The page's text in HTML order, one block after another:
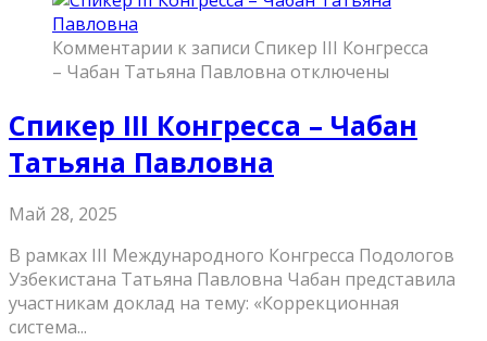
Комментарии к записи Спикер III Конгресса
– Чабан Татьяна Павловна отключены
Спикер III Конгресса – Чабан
Татьяна Павловна
Май 28, 2025
В рамках III Международного Конгресса Подологов
Узбекистана Татьяна Павловна Чабан представила
участникам доклад на тему: «Коррекционная
система...